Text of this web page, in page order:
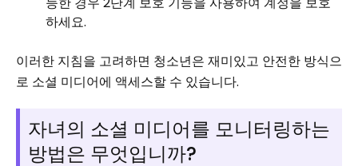
하세요.
이러한 지침을 고려하면 청소년은 재미있고 안전한 방식으
로 소셜 미디어에 액세스할 수 있습니다.
자녀의 소셜 미디어를 모니터링하는
방법은 무엇입니까?